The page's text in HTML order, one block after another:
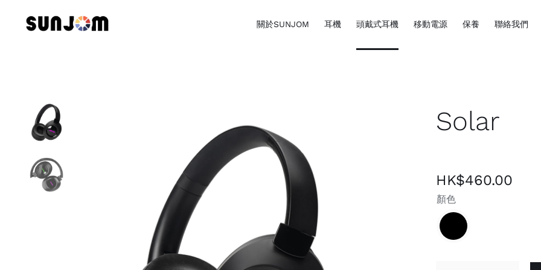
關於SUNJOM 耳機 頭戴式耳機 移動電源 保養 聯絡我們
Solar
HK$460.00
顏色